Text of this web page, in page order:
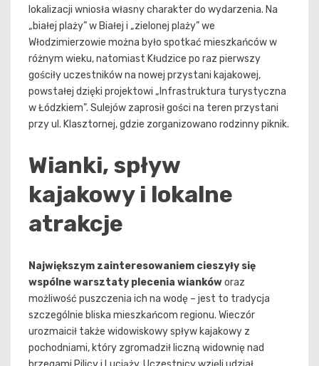
lokalizacji wniosła własny charakter do wydarzenia. Na
„białej plaży” w Białej i „zielonej plaży” we
Włodzimierzowie można było spotkać mieszkańców w
różnym wieku, natomiast Kłudzice po raz pierwszy
gościły uczestników na nowej przystani kajakowej,
powstałej dzięki projektowi „Infrastruktura turystyczna
w Łódzkiem”. Sulejów zaprosił gości na teren przystani
przy ul. Klasztornej, gdzie zorganizowano rodzinny piknik.
Wianki, spływ
kajakowy i lokalne
atrakcje
Największym zainteresowaniem cieszyły się
wspólne warsztaty plecenia wiankóworaz
możliwość puszczenia ich na wodę – jest to tradycja
szczególnie bliska mieszkańcom regionu. Wieczór
urozmaicił także widowiskowy spływ kajakowy z
pochodniami, który zgromadził liczną widownię nad